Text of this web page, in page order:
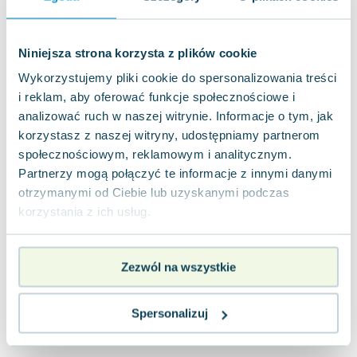
Niniejsza strona korzysta z plików cookie
Wykorzystujemy pliki cookie do spersonalizowania treści
i reklam, aby oferować funkcje społecznościowe i
analizować ruch w naszej witrynie. Informacje o tym, jak
korzystasz z naszej witryny, udostępniamy partnerom
społecznościowym, reklamowym i analitycznym.
Partnerzy mogą połączyć te informacje z innymi danymi
otrzymanymi od Ciebie lub uzyskanymi podczas
korzystania z ich usług.
Zezwól na wszystkie
Spersonalizuj
Aleksander Puszkin
Oscar Wilde
Małgorzata Ohme
Maddie Ziegler
Leszek Czarnecki
Joanna Racewicz
Maria Seweryn
Janina Zającówna
Eric Helms
Anna Prus (oprac.)
Nela Mała Reporterka
Virginia Woolf